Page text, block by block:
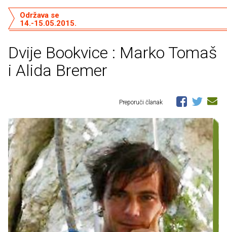
Dvije Bookvice : Marko Tomaš
i Alida Bremer
Održava se
14.-15.05.2015.
Preporuči članak